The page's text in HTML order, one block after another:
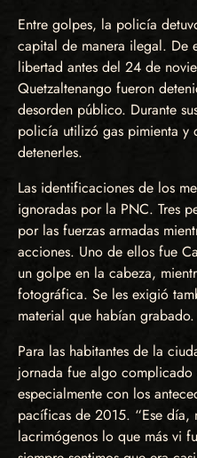
Entre golpes, la policía
capital de manera ilegal. De
libertad antes del 24 de
Quetzaltenango fueron
desorden público. Durante
policía utilizó gas pimienta y
detenerles.
Las identificaciones de los
ignoradas por la PNC. Tres
por las fuerzas armadas
acciones. Uno de ellos fue
un golpe en la cabeza,
fotográfica. Se les exigió
material que habían grabado.
Para las habitantes de la
jornada fue algo complicado
especialmente con los
pacíficas de 2015. “Ese día,
lacrimógenos lo que más vi